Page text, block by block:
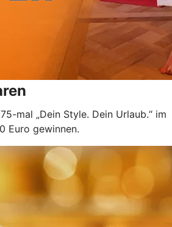
mal „Dein Style. Dein Urlaub.“ im
Euro gewinnen.